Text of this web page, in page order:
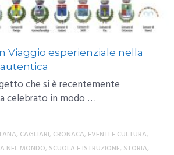
Viaggio esperienziale nella
che si è recentemente
celebrato in modo …
, CAGLIARI, CRONACA, EVENTI E CULTURA,
NEL MONDO, SCUOLA E ISTRUZIONE, STORIA,